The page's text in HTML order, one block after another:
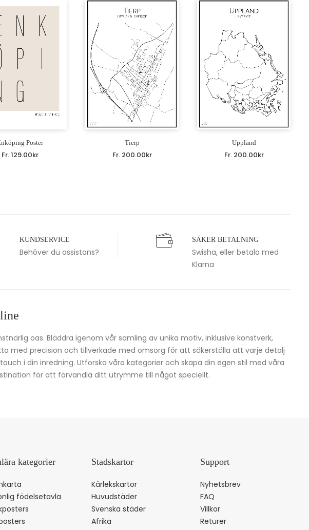
Poster
Fr.129.00kr
Tierp
Fr. 200.00kr
Uppland
Fr. 200.00kr
KUNDSERVICE
Behöver du assistans?
SÄKER BETALNING
Swisha, eller betala med
Klarna
oas. Bläddra igenom vår samling av unika motiv, inklusive konstverk,
med precision och tillverkade med omsorg för att säkerställa att varje detalj
i din inredning. Utforska våra kategorier och skapa din egen stil med våra
för att förvandla ditt utrymme till något speciellt.
kategorier
födelsetavla
Stadskartor
Kärlekskartor
Huvudstäder
Svenska städer
Afrika
Support
Nyhetsbrev
FAQ
Villkor
Returer